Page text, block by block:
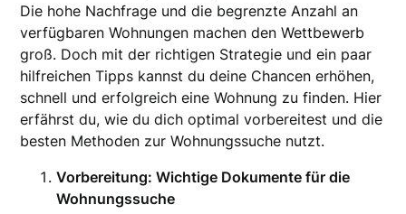
Die hohe Nachfrage und die begrenzte Anzahl an
verfügbaren Wohnungen machen den Wettbewerb
groß. Doch mit der richtigen Strategie und ein paar
hilfreichen Tipps kannst du deine Chancen erhöhen,
schnell und erfolgreich eine Wohnung zu finden. Hier
erfährst du, wie du dich optimal vorbereitest und die
besten Methoden zur Wohnungssuche nutzt.
Vorbereitung: Wichtige Dokumente für die
Wohnungssuche